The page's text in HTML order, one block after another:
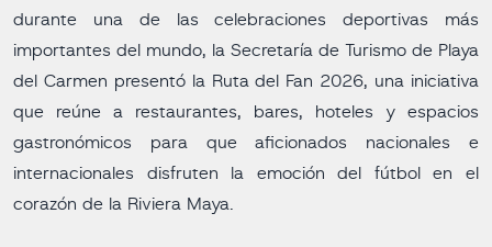
durante una de las celebraciones deportivas más
importantes del mundo, la Secretaría de Turismo de Playa
del Carmen presentó la Ruta del Fan 2026, una iniciativa
que reúne a restaurantes, bares, hoteles y espacios
gastronómicos para que aficionados nacionales e
internacionales disfruten la emoción del fútbol en el
corazón de la Riviera Maya.